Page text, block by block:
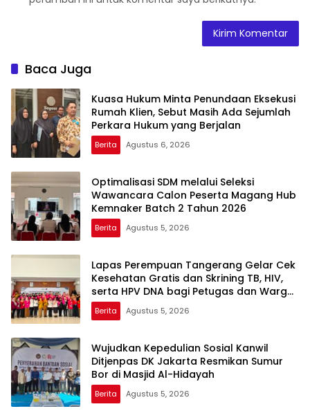
Baca Juga
Kuasa Hukum Minta Penundaan Eksekusi
Rumah Klien, Sebut Masih Ada Sejumlah
Perkara Hukum yang Berjalan
Berita Agustus 6, 2026
Optimalisasi SDM melalui Seleksi
Wawancara Calon Peserta Magang Hub
Kemnaker Batch 2 Tahun 2026
Berita Agustus 5, 2026
Lapas Perempuan Tangerang Gelar Cek
Kesehatan Gratis dan Skrining TB, HIV,
serta HPV DNA bagi Petugas dan Warga
Binaan
Berita Agustus 5, 2026
Wujudkan Kepedulian Sosial Kanwil
Ditjenpas DK Jakarta Resmikan Sumur
Bor di Masjid Al-Hidayah
Berita Agustus 5, 2026